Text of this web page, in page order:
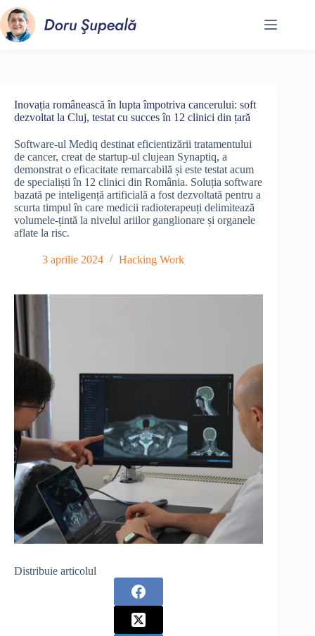
Sari
la
conținut
Inovația românească în lupta împotriva cancerului: soft
dezvoltat la Cluj, testat cu succes în 12 clinici din țară
Software-ul Mediq destinat eficientizării tratamentului
de cancer, creat de startup-ul clujean Synaptiq, a
demonstrat o eficacitate remarcabilă și este testat acum
de specialiști în 12 clinici din România. Soluția software
bazată pe inteligență artificială a fost dezvoltată pentru a
scurta timpul în care medicii radioterapeuți delimitează
volumele-țintă la nivelul ariilor ganglionare și organele
aflate la risc.
3 aprilie 2024 Hacking Work
Distribuie articolul